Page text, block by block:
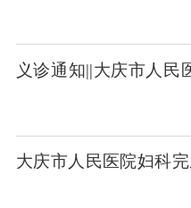
义诊通知||大庆市人民
大庆市人民医院妇科